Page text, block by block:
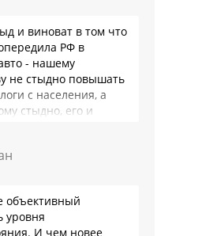
и виноват в том что
РФ в
- нашему
не стыдно повышать
с населения, а
стыдно, его и
объективный
уровня
И чем новее